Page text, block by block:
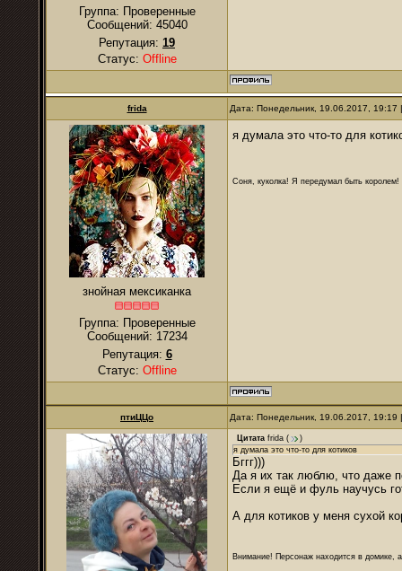
Группа: Проверенные
Сообщений: 45040
Репутация: 19
Статус: Offline
frida Дата: Понедельник, 19.06.2017,
знойная мексиканка
Группа: Проверенные
Сообщений: 17234
Репутация: 6
Статус: Offline
я думала это что-то для
Соня, куколка! Я передумал быть
птиЦЦо Дата: Понедельник, 19.06.2017,
Цитата frida (
)
я думала это что-то для котиков
Бггг)))
Да я их так люблю, что даже
Если я ещё и фуль научусь
А для котиков у меня сухой
Внимание! Персонаж находится в домике,